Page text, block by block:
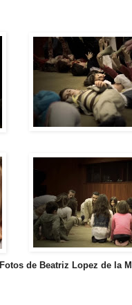
Fotos de Beatriz Lopez de la